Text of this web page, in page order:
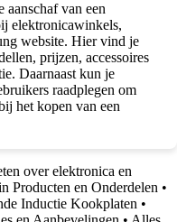
aanschaf van een
elektronicawinkels,
website. Hier vind je
prijzen, accessoires
Daarnaast kun je
raadplegen om
het kopen van een
over elektronica en
Producten en Onderdelen •
Inductie Kookplaten •